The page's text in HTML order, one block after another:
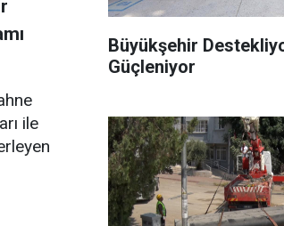
ile
Büyükşehir
Güçleniyor